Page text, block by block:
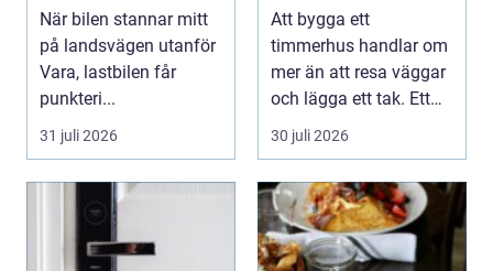
När bilen stannar mitt
på landsvägen utanför
Vara, lastbilen får
punkteri...
31 juli 2026
moderna behov
Att bygga ett
timmerhus handlar om
mer än att resa väggar
och lägga ett tak. Ett
timmerhus är ett lå...
30 juli 2026